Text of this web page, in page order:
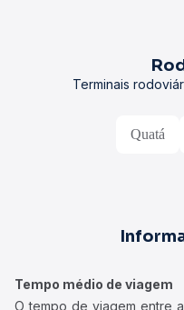
Terminais
Quatá
Tempo médio de viagem
O tempo de viagem entre